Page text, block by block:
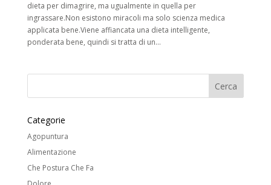
dieta per dimagrire, ma ugualmente in quella per
ingrassare.Non esistono miracoli ma solo scienza medica
applicata bene.Viene affiancata una dieta intelligente,
ponderata bene, quindi si tratta di un...
Categorie
Agopuntura
Alimentazione
Che Postura Che Fa